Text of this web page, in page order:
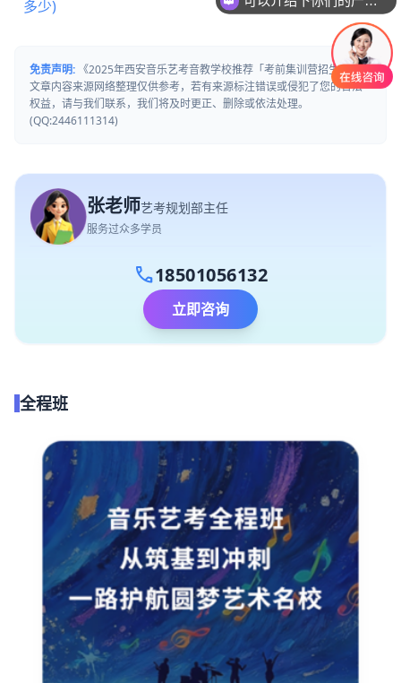
多少)
免责声明: 《2025年西安音乐艺考音教学校推荐「考前集训营招生中」》
文章内容来源网络整理仅供参考，若有来源标注错误或侵犯了您的合法
权益，请与我们联系，我们将及时更正、删除或依法处理。
(QQ:2446111314)
张老师艺考规划部主任
服务过众多学员
call18501056132
立即咨询
全程班